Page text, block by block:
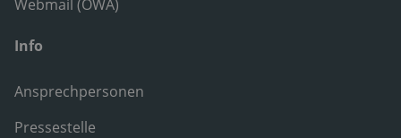
Webmail (OWA)
Info
Ansprechpersonen
Pressestelle